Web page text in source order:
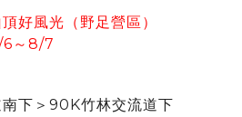
好風光（野足營區）
6～8/7
下＞90K竹林交流道下